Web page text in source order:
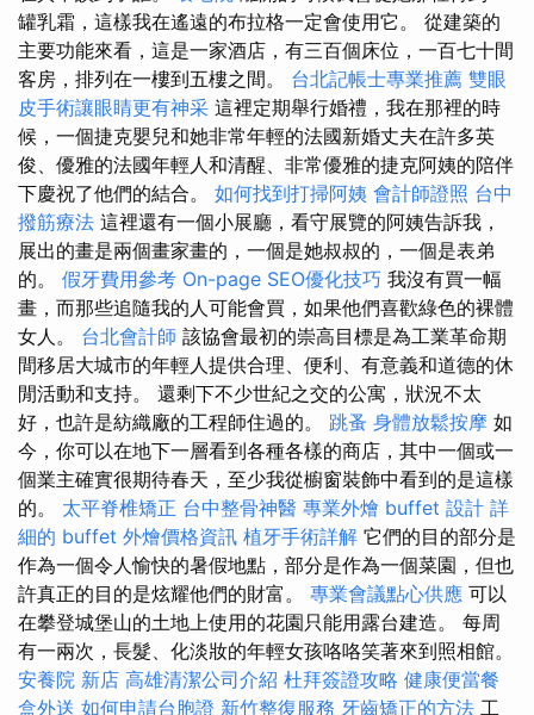
罐乳霜，這樣我在遙遠的布拉格一定會使用它。 從建築的
主要功能來看，這是一家酒店，有三百個床位，一百七十間
客房，排列在一樓到五樓之間。 台北記帳士專業推薦 雙眼
皮手術讓眼睛更有神采 這裡定期舉行婚禮，我在那裡的時
候，一個捷克嬰兒和她非常年輕的法國新婚丈夫在許多英
俊、優雅的法國年輕人和清醒、非常優雅的捷克阿姨的陪伴
下慶祝了他們的結合。 如何找到打掃阿姨 會計師證照 台中
撥筋療法 這裡還有一個小展廳，看守展覽的阿姨告訴我，
展出的畫是兩個畫家畫的，一個是她叔叔的，一個是表弟
的。 假牙費用參考 On-page SEO優化技巧 我沒有買一幅
畫，而那些追隨我的人可能會買，如果他們喜歡綠色的裸體
女人。 台北會計師 該協會最初的崇高目標是為工業革命期
間移居大城市的年輕人提供合理、便利、有意義和道德的休
閒活動和支持。 還剩下不少世紀之交的公寓，狀況不太
好，也許是紡織廠的工程師住過的。 跳蚤 身體放鬆按摩 如
今，你可以在地下一層看到各種各樣的商店，其中一個或一
個業主確實很期待春天，至少我從櫥窗裝飾中看到的是這樣
的。 太平脊椎矯正 台中整骨神醫 專業外燴 buffet 設計 詳
細的 buffet 外燴價格資訊 植牙手術詳解 它們的目的部分是
作為一個令人愉快的暑假地點，部分是作為一個菜園，但也
許真正的目的是炫耀他們的財富。 專業會議點心供應 可以
在攀登城堡山的土地上使用的花園只能用露台建造。 每周
有一兩次，長髮、化淡妝的年輕女孩咯咯笑著來到照相館。
安養院 新店 高雄清潔公司介紹 杜拜簽證攻略 健康便當餐
盒外送 如何申請台胞證 新竹整復服務 牙齒矯正的方法 工